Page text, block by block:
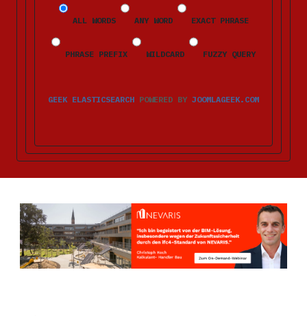
ALL WORDS ANY WORD EXACT PHRASE
PHRASE PREFIX WILDCARD FUZZY QUERY
GEEK ELASTICSEARCH POWERED BY JOOMLAGEEK.COM